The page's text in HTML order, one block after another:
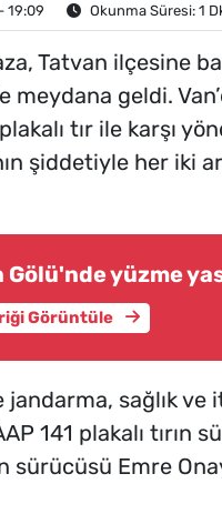
19:09 Okunma Süresi: 1
Tatvan ilçesine
geldi.
tır ile karşı
şiddetiyle her iki
Gölü'nde yüzme
Görüntüle
sağlık
141 plakalı tırın
sürücüsü Emre